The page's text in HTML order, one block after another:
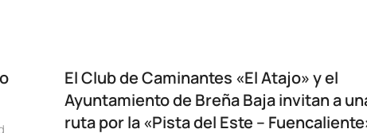
El Club de Caminantes «El Atajo» y el
Ayuntamiento de Breña Baja invitan a
ruta por la «Pista del Este –